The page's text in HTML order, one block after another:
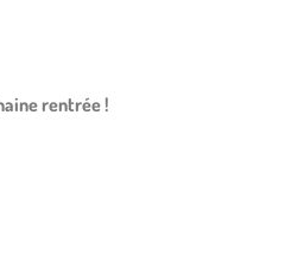
rentrée !